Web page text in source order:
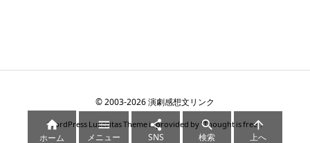
©2003-2026演劇感想文リンク
WordPress Luxeritas Theme is provided by "Thought is free".

ホーム

メニュー

SNS

検索

上へ